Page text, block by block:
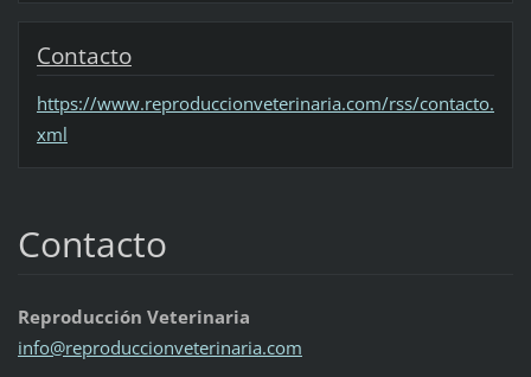
Contacto
https://www.reproduccionveterinaria.com/rss/contacto.
xml
Contacto
Reproducción Veterinaria
info@reproduccionveterinaria.com